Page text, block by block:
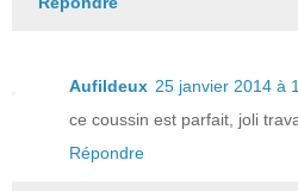
Aufildeux 25 janvier 2014 à
ce coussin est parfait, joli
Répondre